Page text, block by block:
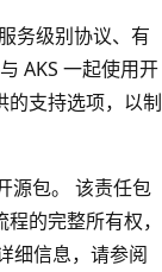
务级别协议、有
AKS 一起使用开
的支持选项，以制
源包。 该责任包
的完整所有权，
细信息，请参阅